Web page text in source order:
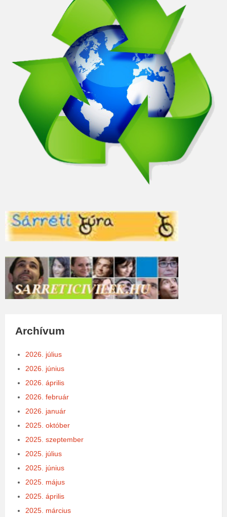
Archívum
2026. július
2026. június
2026. április
2026. február
2026. január
2025. október
2025. szeptember
2025. július
2025. június
2025. május
2025. április
2025. március